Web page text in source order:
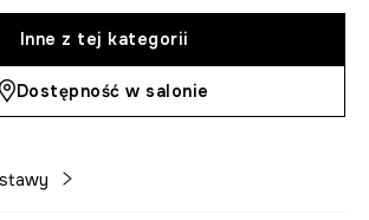
Inne z tej kategorii
Dostępność w salonie